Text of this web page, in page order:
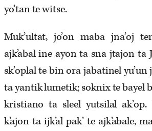
yo’tan te witse.
Muk’ultat, jo’on maba jna’oj
ajk’abal ine ayon ta sna jtajon ta
sk’oplal te bin ora j­abatinel
ta yantik lumetik; soknix te bayel
kristiano ta sleel yutsilal
k’ajon ta ijk’al pak’ te ajk’abale,